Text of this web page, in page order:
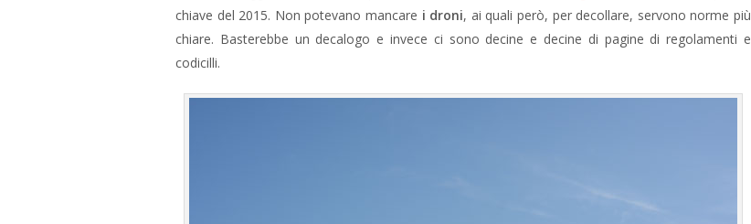
chiave del 2015. Non potevano mancare i droni, ai quali però, per decollare, servono norme più
chiare. Basterebbe un decalogo e invece ci sono decine e decine di pagine di regolamenti e
codicilli.